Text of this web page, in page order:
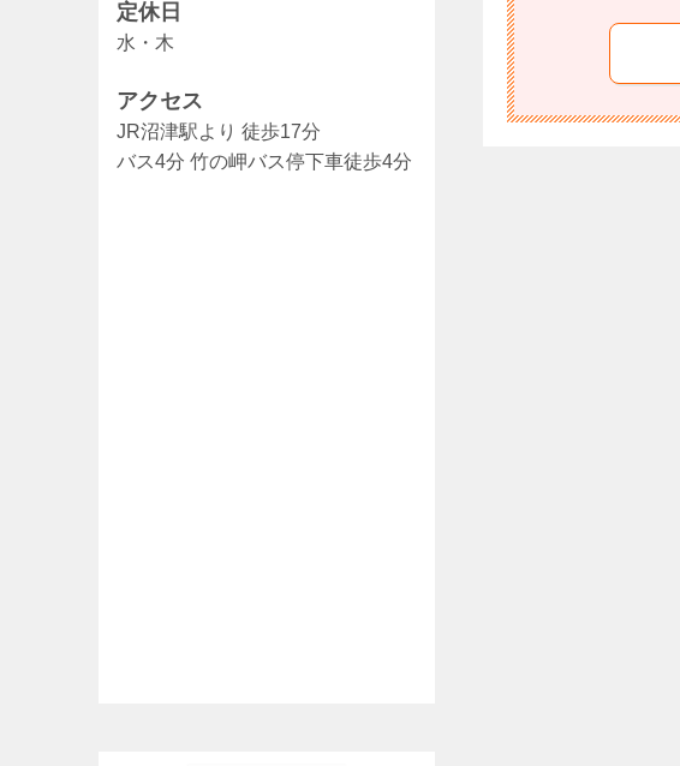
ー
シ
ョ
定休日
水・木
アクセス
JR沼津駅より 徒歩17分
バス4分 竹の岬バス停下車徒歩4分